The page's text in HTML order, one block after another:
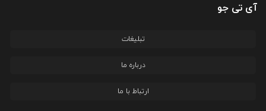
آی تی جو
تبلیغات
درباره ما
ارتباط با ما